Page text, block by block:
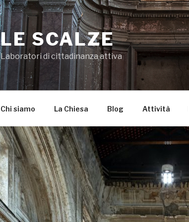
LE SCALZE
Laboratori di cittadinanza attiva
Chi siamo La Chiesa Blog Attività